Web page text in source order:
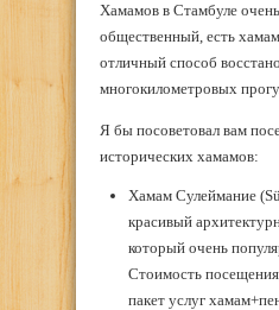
Хамамов в Стамбуле
общественный, есть
отличный способ
многокилометровых
Я бы посоветовал вам
исторических хамамов:
Хамам Сулеймание
красивый
который очень
Стоимость
пакет услуг